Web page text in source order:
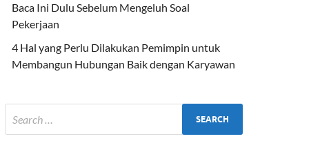
Baca Ini Dulu Sebelum Mengeluh Soal
Pekerjaan
4 Hal yang Perlu Dilakukan Pemimpin untuk
Membangun Hubungan Baik dengan Karyawan